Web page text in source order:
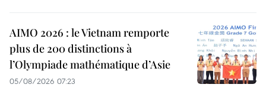
AIMO 2026 : le Vietnam remporte
plus de 200 distinctions à
l’Olympiade mathématique d’Asie
05/08/2026 07:23